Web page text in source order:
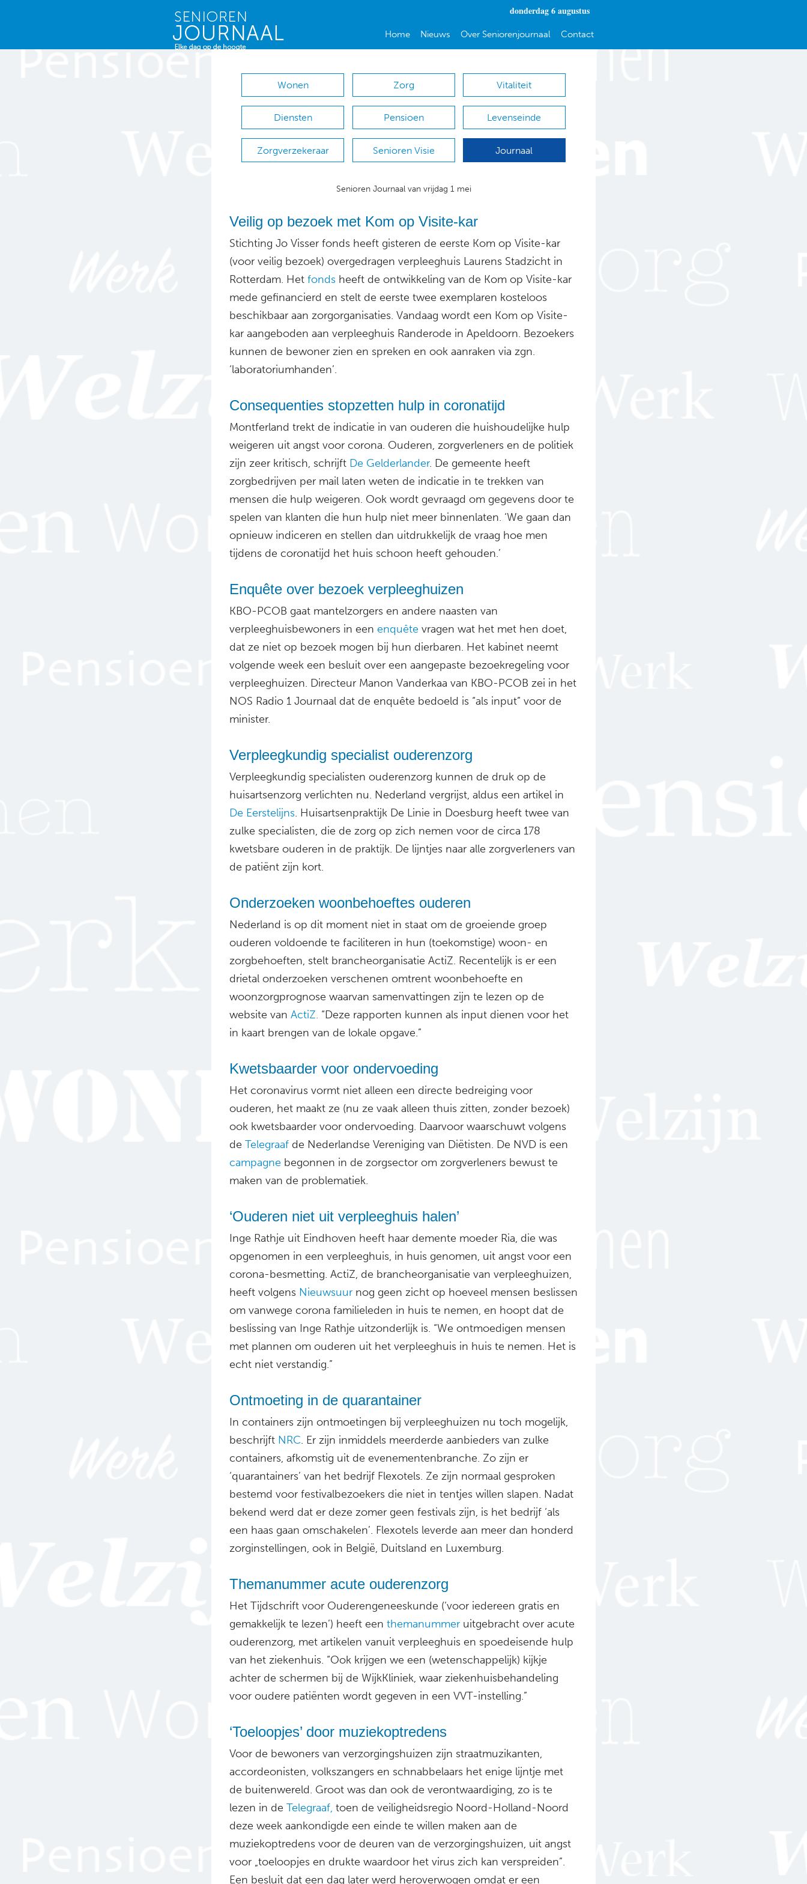
donderdag 6 augustus
Home Nieuws Over Seniorenjournaal Contact
Wonen Zorg Vitaliteit
Diensten Pensioen Levenseinde
Zorgverzekeraar Senioren Visie Journaal
Senioren Journaal van vrijdag 1 mei
Veilig op bezoek met Kom op Visite-kar
Stichting Jo Visser fonds heeft gisteren de eerste Kom op Visite-kar
(voor veilig bezoek) overgedragen verpleeghuis Laurens Stadzicht in
Rotterdam. Het fonds heeft de ontwikkeling van de Kom op Visite-kar
mede gefinancierd en stelt de eerste twee exemplaren kosteloos
beschikbaar aan zorgorganisaties. Vandaag wordt een Kom op Visite-
kar aangeboden aan verpleeghuis Randerode in Apeldoorn. Bezoekers
kunnen de bewoner zien en spreken en ook aanraken via zgn.
‘laboratoriumhanden’.
Consequenties stopzetten hulp in coronatijd
Montferland trekt de indicatie in van ouderen die huishoudelijke hulp
weigeren uit angst voor corona. Ouderen, zorgverleners en de politiek
zijn zeer kritisch, schrijft De Gelderlander. De gemeente heeft
zorgbedrijven per mail laten weten de indicatie in te trekken van
mensen die hulp weigeren. Ook wordt gevraagd om gegevens door te
spelen van klanten die hun hulp niet meer binnenlaten. ‘We gaan dan
opnieuw indiceren en stellen dan uitdrukkelijk de vraag hoe men
tijdens de coronatijd het huis schoon heeft gehouden.’
Enquête over bezoek verpleeghuizen
KBO-PCOB gaat mantelzorgers en andere naasten van
verpleeghuisbewoners in een enquête vragen wat het met hen doet,
dat ze niet op bezoek mogen bij hun dierbaren. Het kabinet neemt
volgende week een besluit over een aangepaste bezoekregeling voor
verpleeghuizen. Directeur Manon Vanderkaa van KBO-PCOB zei in het
NOS Radio 1 Journaal dat de enquête bedoeld is “als input” voor de
minister.
Verpleegkundig specialist ouderenzorg
Verpleegkundig specialisten ouderenzorg kunnen de druk op de
huisartsenzorg verlichten nu. Nederland vergrijst, aldus een artikel in
De Eerstelijns. Huisartsenpraktijk De Linie in Doesburg heeft twee van
zulke specialisten, die de zorg op zich nemen voor de circa 178
kwetsbare ouderen in de praktijk. De lijntjes naar alle zorgverleners van
de patiënt zijn kort.
Onderzoeken woonbehoeftes ouderen
Nederland is op dit moment niet in staat om de groeiende groep
ouderen voldoende te faciliteren in hun (toekomstige) woon- en
zorgbehoeften, stelt brancheorganisatie ActiZ. Recentelijk is er een
drietal onderzoeken verschenen omtrent woonbehoefte en
woonzorgprognose waarvan samenvattingen zijn te lezen op de
website van ActiZ. “Deze rapporten kunnen als input dienen voor het
in kaart brengen van de lokale opgave.”
Kwetsbaarder voor ondervoeding
Het coronavirus vormt niet alleen een directe bedreiging voor
ouderen, het maakt ze (nu ze vaak alleen thuis zitten, zonder bezoek)
ook kwetsbaarder voor ondervoeding. Daarvoor waarschuwt volgens
de Telegraaf de Nederlandse Vereniging van Diëtisten. De NVD is een
campagne begonnen in de zorgsector om zorgverleners bewust te
maken van de problematiek.
‘Ouderen niet uit verpleeghuis halen’
Inge Rathje uit Eindhoven heeft haar demente moeder Ria, die was
opgenomen in een verpleeghuis, in huis genomen, uit angst voor een
corona-besmetting. ActiZ, de brancheorganisatie van verpleeghuizen,
heeft volgens Nieuwsuur nog geen zicht op hoeveel mensen beslissen
om vanwege corona familieleden in huis te nemen, en hoopt dat de
beslissing van Inge Rathje uitzonderlijk is. “We ontmoedigen mensen
met plannen om ouderen uit het verpleeghuis in huis te nemen. Het is
echt niet verstandig.”
Ontmoeting in de quarantainer
In containers zijn ontmoetingen bij verpleeghuizen nu toch mogelijk,
beschrijft NRC. Er zijn inmiddels meerderde aanbieders van zulke
containers, afkomstig uit de evenementenbranche. Zo zijn er
‘quarantainers’ van het bedrijf Flexotels. Ze zijn normaal gesproken
bestemd voor festivalbezoekers die niet in tentjes willen slapen. Nadat
bekend werd dat er deze zomer geen festivals zijn, is het bedrijf ‘als
een haas gaan omschakelen’. Flexotels leverde aan meer dan honderd
zorginstellingen, ook in België, Duitsland en Luxemburg.
Themanummer acute ouderenzorg
Het Tijdschrift voor Ouderengeneeskunde (‘voor iedereen gratis en
gemakkelijk te lezen’) heeft een themanummer uitgebracht over acute
ouderenzorg, met artikelen vanuit verpleeghuis en spoedeisende hulp
van het ziekenhuis. “Ook krijgen we een (wetenschappelijk) kijkje
achter de schermen bij de WijkKliniek, waar ziekenhuisbehandeling
voor oudere patiënten wordt gegeven in een VVT-instelling.”
‘Toeloopjes’ door muziekoptredens
Voor de bewoners van verzorgingshuizen zijn straatmuzikanten,
accordeonisten, volkszangers en schnabbelaars het enige lijntje met
de buitenwereld. Groot was dan ook de verontwaardiging, zo is te
lezen in de Telegraaf, toen de veiligheidsregio Noord-Holland-Noord
deze week aankondigde een einde te willen maken aan de
muziekoptredens voor de deuren van de verzorgingshuizen, uit angst
voor „toeloopjes en drukte waardoor het virus zich kan verspreiden”.
Een besluit dat een dag later werd heroverwogen omdat er een